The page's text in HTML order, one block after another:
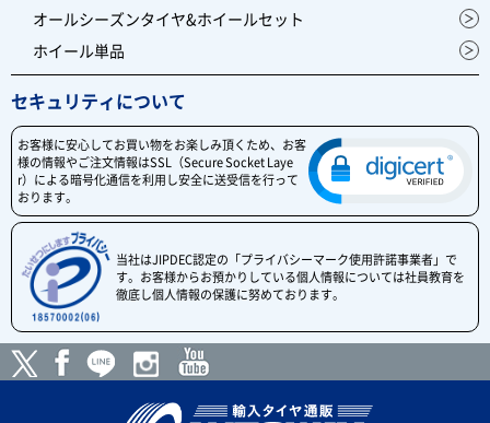
オールシーズンタイヤ&ホイールセット
ホイール単品
セキュリティについて
お客様に安心してお買い物をお楽しみ頂くため、お客
様の情報やご注文情報はSSL（Secure Socket Laye
r）による暗号化通信を利用し安全に送受信を行って
おります。
当社はJIPDEC認定の「プライバシーマーク使用許諾事業者」で
す。お客様からお預かりしている個人情報については社員教育を
徹底し個人情報の保護に努めております。